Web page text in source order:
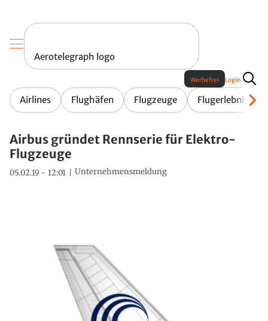
Aerotelegraph logo
Airlines Flughäfen Flugzeuge Flugerlebnis
Werbefrei Login
Airbus gründet Rennserie für Elektro-
Flugzeuge
05.02.19 - 12:01 Unternehmensmeldung